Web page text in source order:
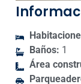
Baños: 1
Área